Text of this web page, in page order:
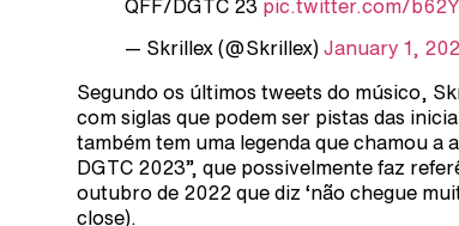
QFF/DGTC 23 pic.twitter.com/
— Skrillex (@Skrillex) January 1,
Segundo os últimos tweets do músico,
com siglas que podem ser pistas das
também tem uma legenda que chamou a
DGTC 2023”, que possivelmente faz
outubro de 2022 que diz ‘não chegue
close).